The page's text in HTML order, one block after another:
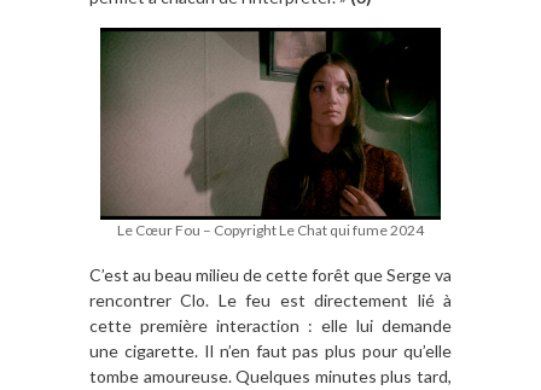
Le Cœur Fou – Copyright Le Chat qui fume 2024
C’est au beau milieu de cette forêt que Serge va
rencontrer Clo. Le feu est directement lié à
cette première interaction : elle lui demande
une cigarette. Il n’en faut pas plus pour qu’elle
tombe amoureuse. Quelques minutes plus tard,